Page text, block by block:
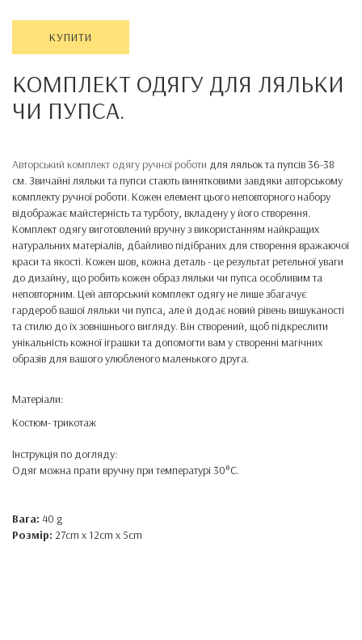
КУПИТИ
КОМПЛЕКТ ОДЯГУ ДЛЯ ЛЯЛЬКИ
ЧИ ПУПСА.
Авторський комплект одягу ручної роботи для ляльок та пупсів 36-38
см. Звичайні ляльки та пупси стають винятковими завдяки авторському
комплекту ручної роботи. Кожен елемент цього неповторного набору
відображає майстерність та турботу, вкладену у його створення.
Комплект одягу виготовлений вручну з використанням найкращих
натуральних матеріалів, дбайливо підібраних для створення вражаючої
краси та якості. Кожен шов, кожна деталь - це результат ретельної уваги
до дизайну, що робить кожен образ ляльки чи пупса особливим та
неповторним. Цей авторський комплект одягу не лише збагачує
гардероб вашої ляльки чи пупса, але й додає новий рівень вишуканості
та стилю до їх зовнішнього вигляду. Він створений, щоб підкреслити
унікальність кожної іграшки та допомогти вам у створенні магічних
образів для вашого улюбленого маленького друга.
Матеріали:
Костюм- трикотаж
Інструкція по догляду:
Одяг можна прати вручну при температурі 30°C.
Вага: 40 g
Розмір: 27cm x 12cm x 5cm